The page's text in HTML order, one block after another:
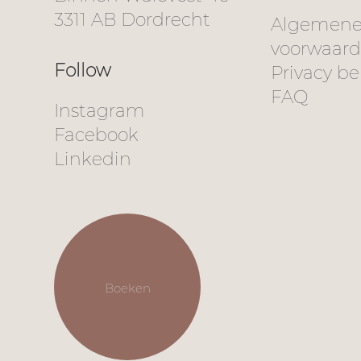
3311 AB Dordrecht
Follow
Instagram
Facebook
Linkedin
Boeken
Algemene
Privacy
FAQ